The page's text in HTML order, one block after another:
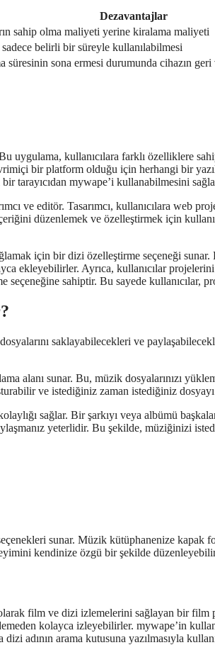
Dezavantajlar
sahip olma maliyeti yerine kiralama maliyeti
sadece belirli bir süreyle kullanılabilmesi
süresinin sona ermesi durumunda cihazın
uygulama, kullanıcılara farklı özelliklere
bir platform olduğu için herhangi bir
tarayıcıdan mywape’i kullanabilmesini
ve editör. Tasarımcı, kullanıcılara web
düzenlemek ve özelleştirmek için
için bir dizi özelleştirme seçeneği
ekleyebilirler. Ayrıca, kullanıcılar
seçeneğine sahiptir. Bu sayede kullanıcılar,
saklayabilecekleri ve
alanı sunar. Bu, müzik dosyalarınızı
ve istediğiniz zaman istediğiniz
sağlar. Bir şarkıyı veya albümü
yeterlidir. Bu şekilde, müziğinizi
sunar. Müzik kütüphanenize kapak
kendinize özgü bir şekilde
film ve dizi izlemelerini sağlayan bir film
kolayca izleyebilirler. mywape’in
adının arama kutusuna yazılmasıyla